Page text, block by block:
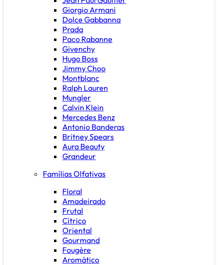
Giorgio Armani
Dolce Gabbanna
Prada
Paco Rabanne
Givenchy
Hugo Boss
Jimmy Choo
Montblanc
Ralph Lauren
Mungler
Calvin Klein
Mercedes Benz
Antonio Banderas
Britney Spears
Aura Beauty
Grandeur
Famílias Olfativas
Floral
Amadeirado
Frutal
Cítrico
Oriental
Gourmand
Fougère
Aromático